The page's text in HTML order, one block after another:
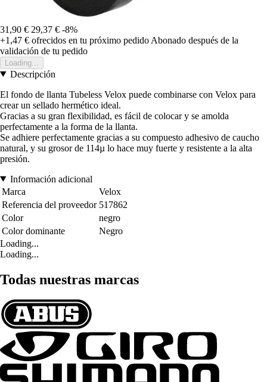
31,90 € 29,37 € -8%
+1,47 € ofrecidos en tu próximo pedido Abonado después de la
validación de tu pedido
Loading...
Descripción
El fondo de llanta Tubeless Velox puede combinarse con Velox para
crear un sellado hermético ideal.
Gracias a su gran flexibilidad, es fácil de colocar y se amolda
perfectamente a la forma de la llanta.
Se adhiere perfectamente gracias a su compuesto adhesivo de caucho
natural, y su grosor de 114µ lo hace muy fuerte y resistente a la alta
presión.
Información adicional
Marca
Velox
Referencia del proveedor 517862
Color
negro
Color dominante
Negro
Loading...
Loading...
Todas nuestras marcas